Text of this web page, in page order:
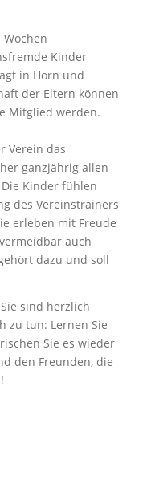
Kinder
in Horn und
der Eltern können
Mitglied werden.
Verein das
ganzjährig allen
Kinder fühlen
des Vereinstrainers
erleben mit Freude
auch
dazu und soll
sind herzlich
zu tun: Lernen Sie
Sie es wieder
den Freunden, die